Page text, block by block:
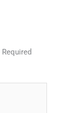
Required